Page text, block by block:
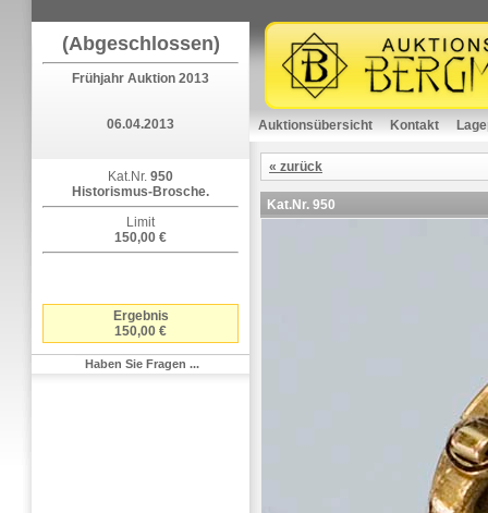
(Abgeschlossen)
Frühjahr Auktion 2013
06.04.2013
Kat.Nr. 950
Historismus-Brosche.
Limit
150,00 €
Ergebnis
150,00 €
Haben Sie Fragen ...
Auktionsübersicht Kontakt
« zurück
Kat.Nr. 950